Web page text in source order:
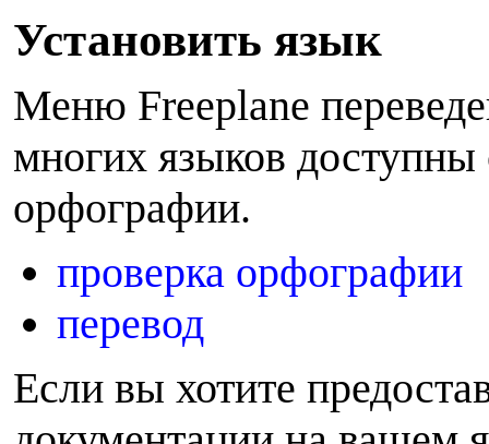
Установить язык
Меню Freeplane
многих языков доступны
орфографии.
проверка орфографии
перевод
Если вы хотите